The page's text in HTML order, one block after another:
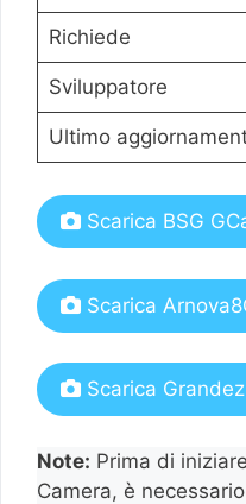
Richiede
Sviluppatore
Ultimo
Scarica BSG
Scarica
Scarica
Note: Prima di
Camera, è